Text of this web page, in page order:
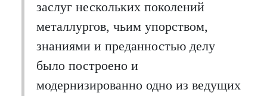
заслуг нескольких поколений
металлургов, чьим упорством,
знаниями и преданностью делу
было построено и
модернизированно одно из ведущих